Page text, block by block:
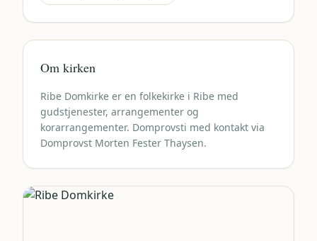
Om kirken
Ribe Domkirke er en folkekirke i Ribe med
gudstjenester, arrangementer og
korarrangementer. Domprovsti med kontakt via
Domprovst Morten Fester Thaysen.